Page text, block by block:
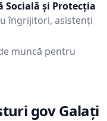
Socială și Protecția
îngrijitori, asistenți
muncă pentru
govGalaţi